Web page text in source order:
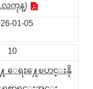
လကုန္)
01-05
10
ရႊ႔ေၿပာင္းနို